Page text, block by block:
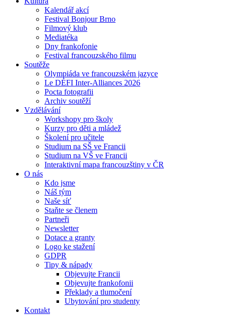
Kalendář akcí
Festival Bonjour Brno
Filmový klub
Mediatéka
Dny frankofonie
Festival francouzského filmu
Soutěže
Olympiáda ve francouzském jazyce
Le DÉFI Inter-Alliances 2026
Pocta fotografii
Archiv soutěží
Vzdělávání
Workshopy pro školy
Kurzy pro děti a mládež
Školení pro učitele
Studium na SŠ ve Francii
Studium na VŠ ve Francii
Interaktivní mapa francouzštiny v ČR
O nás
Kdo jsme
Náš tým
Naše síť
Staňte se členem
Partneři
Newsletter
Dotace a granty
Logo ke stažení
GDPR
Tipy & nápady
Objevujte Francii
Objevujte frankofonii
Překlady a tlumočení
Ubytování pro studenty
Kontakt